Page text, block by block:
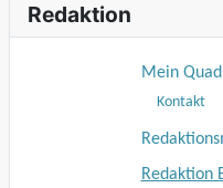
Redaktion
Mein
Kontakt
Redaktion